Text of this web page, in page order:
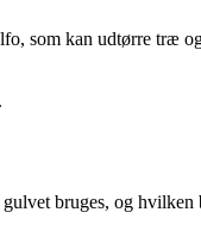
som kan udtørre træ
bruges, og hvilken